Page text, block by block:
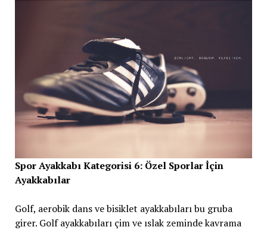
Spor Ayakkabı Kategorisi 6: Özel Sporlar İçin
Ayakkabılar
Golf, aerobik dans ve bisiklet ayakkabıları bu gruba
girer. Golf ayakkabıları çim ve ıslak zeminde kavrama